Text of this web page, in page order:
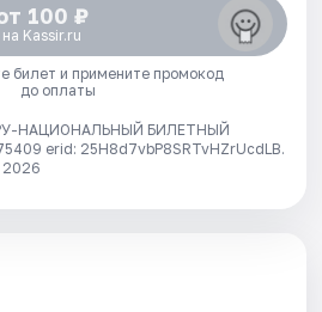
100 ₽
на Kassir.ru
билет и примените промокод
до оплаты
НАЦИОНАЛЬНЫЙ БИЛЕТНЫЙ
erid: 25H8d7vbP8SRTvHZrUcdLB.
2026